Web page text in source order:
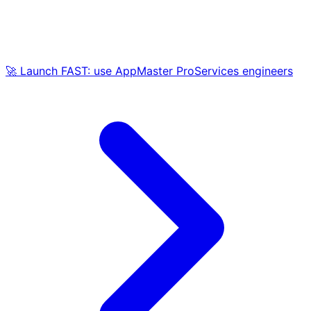
🚀 Launch FAST: use AppMaster ProServices engineers